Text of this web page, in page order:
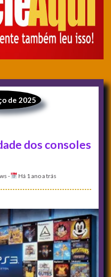
de 2025
dos consoles
- Há 1 ano a trás